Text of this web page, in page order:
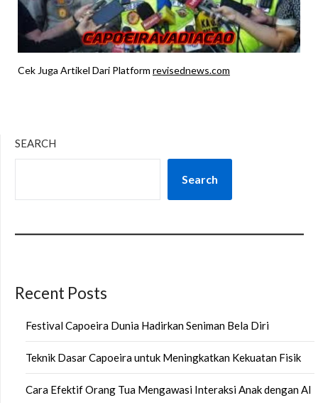
Cek Juga Artikel Dari Platform revisednews.com
SEARCH
Search
Recent Posts
Festival Capoeira Dunia Hadirkan Seniman Bela Diri
Teknik Dasar Capoeira untuk Meningkatkan Kekuatan Fisik
Cara Efektif Orang Tua Mengawasi Interaksi Anak dengan AI